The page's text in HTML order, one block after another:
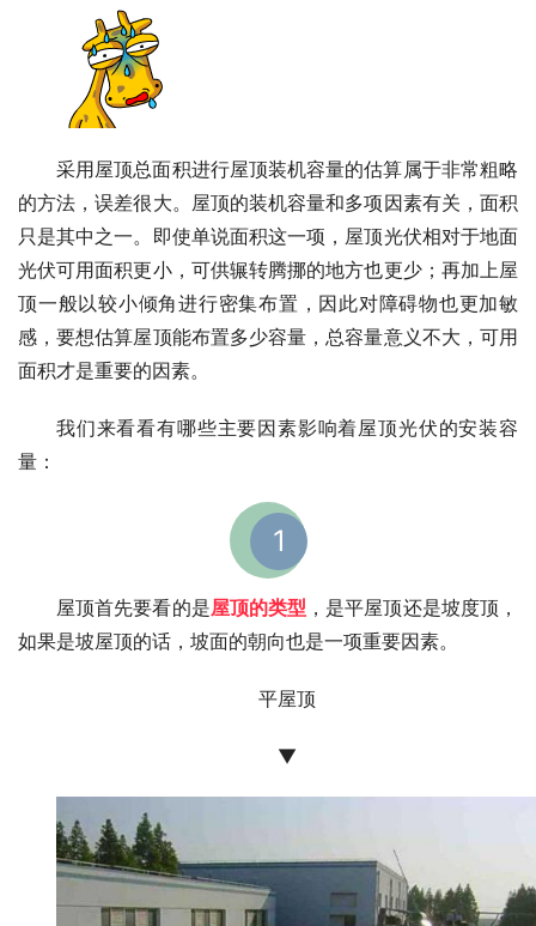
采用屋顶总面积进行屋顶装机容量的估算属于非常粗略
的方法，误差很大。屋顶的装机容量和多项因素有关，面积
只是其中之一。即使单说面积这一项，屋顶光伏相对于地面
光伏可用面积更小，可供辗转腾挪的地方也更少；再加上屋
顶一般以较小倾角进行密集布置，因此对障碍物也更加敏
感，要想估算屋顶能布置多少容量，总容量意义不大，可用
面积才是重要的因素。
我们来看看有哪些主要因素影响着屋顶光伏的安装容
量：
1
屋顶首先要看的是屋顶的类型 ，是平屋顶还是坡度顶，
如果是坡屋顶的话，坡面的朝向也是一项重要因素。
平屋顶
▼